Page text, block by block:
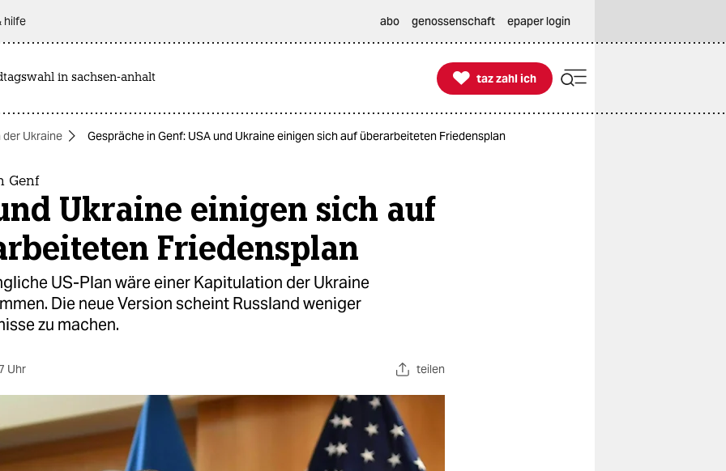
hilfe abo genossenschaft epaper login
in sachsen-anhalt 
taz zahl ich
taz zahl ich
der Ukraine Gespräche in Genf: USA und Ukraine einigen sich auf überarbeiteten Friedensplan
Genf
Ukraine einigen sich auf
Friedensplan
US-Plan wäre einer Kapitulation der Ukraine
Die neue Version scheint Russland weniger
zu machen.
Uhr teilen